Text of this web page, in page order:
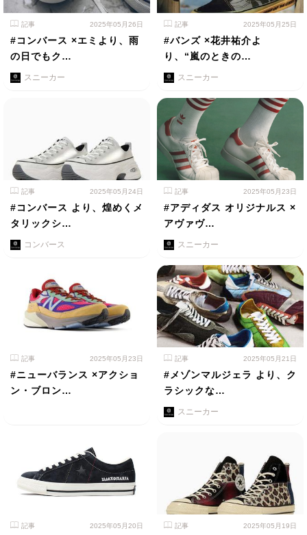
記事 2025年05月26日
#コンバース ×エミより、雨
の日でもク…
スニーカー
記事 2025年05月25日
#バンズ ×花井祐介よ
り、“嵐のときの…
スニーカー
記事 2025年05月24日
#コンバース より、煌めくメ
タリックシ…
コンバース
記事 2025年05月23日
#アディダス オリジナルス ×
アヴァヴ…
スニーカー
記事 2025年05月23日
#ニューバランス ×アクショ
ン・ブロン…
記事 2025年05月21日
#メゾンマルジェラ より、ク
ラシックな…
スニーカー
記事 2025年05月20日 記事 2025年05月19日